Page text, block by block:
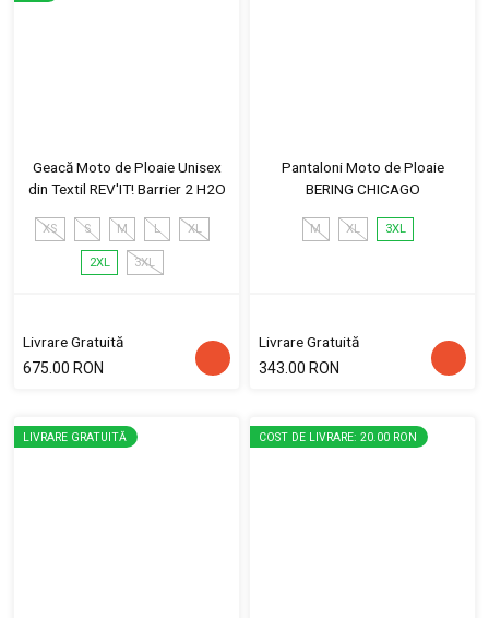
Geacă Moto de Ploaie Unisex
din Textil REV'IT! Barrier 2 H2O
XS S M L XL
2XL 3XL
Livrare Gratuită
675.00 RON
Pantaloni Moto de Ploaie
BERING CHICAGO
M XL 3XL
Livrare Gratuită
343.00 RON
LIVRARE GRATUITĂ COST DE LIVRARE: 20.00 RON